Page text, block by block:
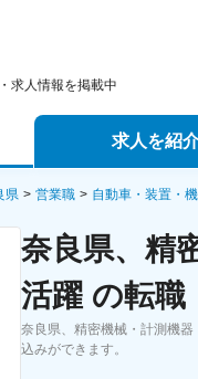
求人情報を掲載中
求人を紹
エージェントサー
スカウトサービス
パートナーエージ
県 営業職 自動車・装置・
奈良県、精
活躍 の転職
奈良県、精密機械・計測機
込みができます。